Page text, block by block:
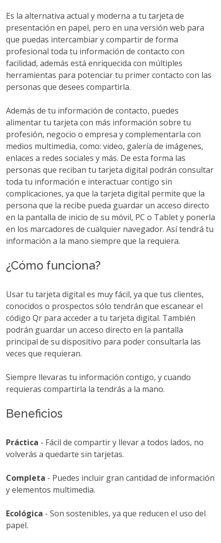
Es la alternativa actual y moderna a tu tarjeta de
presentación en papel, pero en una versión web para
que puedas intercambiar y compartir de forma
profesional toda tu información de contacto con
facilidad, además está enriquecida con múltiples
herramientas para potenciar tu primer contacto con las
personas que desees compartirla.
Además de tu información de contacto, puedes
alimentar tu tarjeta con más información sobre tu
profesión, negocio o empresa y complementarla con
medios multimedia, como: video, galería de imágenes,
enlaces a redes sociales y más. De esta forma las
personas que reciban tu tarjeta digital podrán consultar
toda tu información e interactuar contigo sin
complicaciones, ya que la tarjeta digital permite que la
persona que la recibe pueda guardar un acceso directo
en la pantalla de inicio de su móvil, PC o Tablet y ponerla
en los marcadores de cualquier navegador. Así tendrá tu
información a la mano siempre que la requiera.
¿Cómo funciona?
Usar tu tarjeta digital es muy fácil, ya que tus clientes,
conocidos o prospectos sólo tendrán que escanear el
código Qr para acceder a tu tarjeta digital. También
podrán guardar un acceso directo en la pantalla
principal de su dispositivo para poder consultarla las
veces que requieran.
Siempre llevaras tu información contigo, y cuando
requieras compartirla la tendrás a la mano.
Beneficios
Práctica - Fácil de compartir y llevar a todos lados, no
volverás a quedarte sin tarjetas.
Completa - Puedes incluir gran cantidad de información
y elementos multimedia.
Ecológica - Son sostenibles, ya que reducen el uso del
papel.